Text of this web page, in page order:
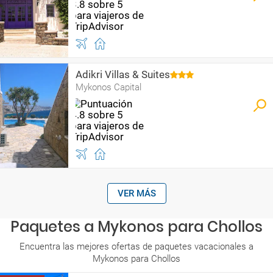
Adikri Villas & Suites
Mykonos Capital
VER MÁS
Paquetes a Mykonos para Chollos
Encuentra las mejores ofertas de paquetes vacacionales a
Mykonos para Chollos